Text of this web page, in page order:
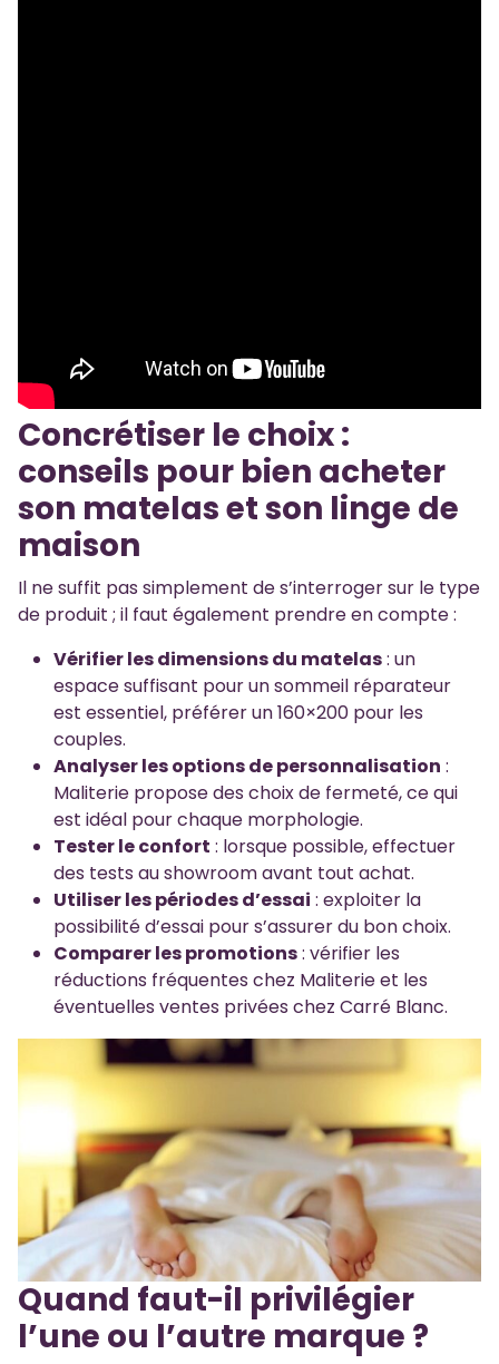
Concrétiser le choix :
conseils pour bien acheter
son matelas et son linge de
maison
Il ne suffit pas simplement de s’interroger sur le type
de produit ; il faut également prendre en compte :
Vérifier les dimensions du matelas: un
espace suffisant pour un sommeil réparateur
est essentiel, préférer un 160×200 pour les
couples.
Analyser les options de personnalisation :
Maliterie propose des choix de fermeté, ce qui
est idéal pour chaque morphologie.
Tester le confort : lorsque possible, effectuer
des tests au showroom avant tout achat.
Utiliser les périodes d’essai : exploiter la
possibilité d’essai pour s’assurer du bon choix.
Comparer les promotions: vérifier les
réductions fréquentes chez Maliterie et les
éventuelles ventes privées chez Carré Blanc.
Quand faut-il privilégier
l’une ou l’autre marque ?